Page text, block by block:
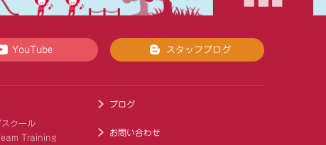
YouTube スタッフブログ
クール
Training
ブログ
お問い合わせ